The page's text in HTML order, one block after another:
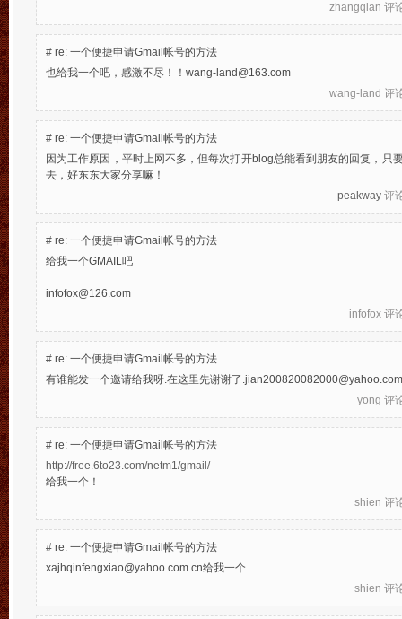
zhangqian 评
# re: 一个便捷申请Gmail帐号的方法
也给我一个吧，感激不尽！！wang-land@163.com
wang-land 评
# re: 一个便捷申请Gmail帐号的方法
因为工作原因，平时上网不多，但每次打开blog总能看到朋友的回复，只
去，好东东大家分享嘛！
peakway 评
# re: 一个便捷申请Gmail帐号的方法
给我一个GMAIL吧
infofox@126.com
infofox 评
# re: 一个便捷申请Gmail帐号的方法
有谁能发一个邀请给我呀.在这里先谢谢了
yong 评
# re: 一个便捷申请Gmail帐号的方法
http://free.6to23.com/netm1/gmail/
给我一个！
shien 评
# re: 一个便捷申请Gmail帐号的方法
xajhqinfengxiao@yahoo.com.cn给我一个
shien 评